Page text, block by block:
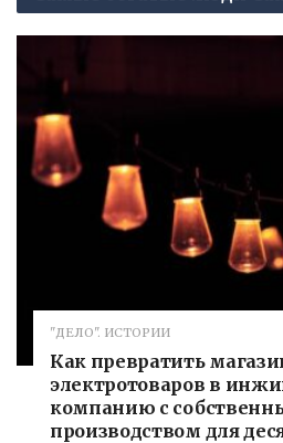
"ДЕЛО". ИСТОРИИ
Как превратить
электротоваров в
компанию с
производством для